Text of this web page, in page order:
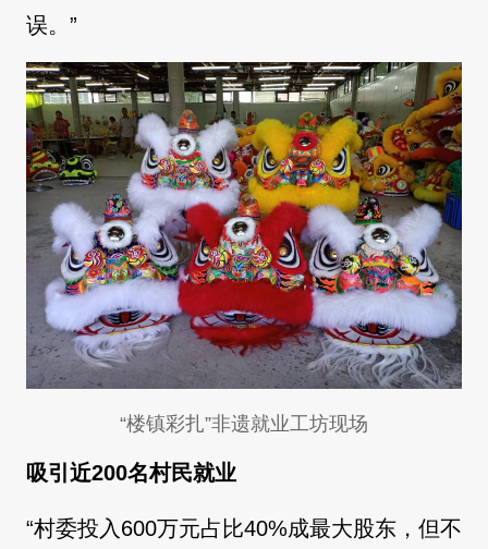
误。”
“楼镇彩扎”非遗就业工坊现场
吸引近200名村民就业
“村委投入600万元占比40%成最大股东，但不